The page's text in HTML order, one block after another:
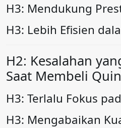
H3: Mendukung
H3: Lebih Efisien
H2: Kesalahan
Saat Membeli
H3: Terlalu Fokus
H3: Mengabaikan